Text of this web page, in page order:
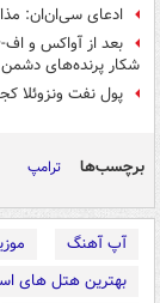
ادعای سی‌ان‌ان:
شکار پرنده‌های
پول نفت ونزوئلا
برچسب‌ها ترامپ
آپ آهنگ
بهترین هتل های